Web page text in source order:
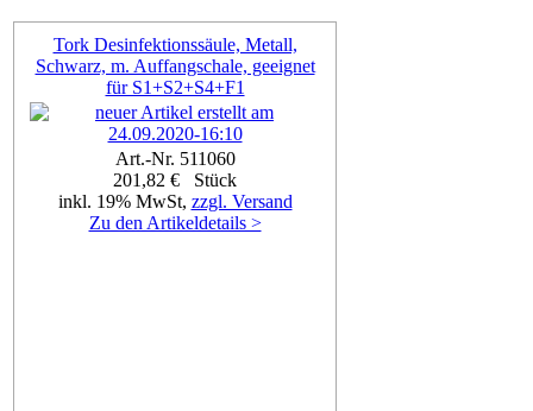
Tork Desinfektionssäule, Metall,
Schwarz, m. Auffangschale, geeignet
für S1+S2+S4+F1
Art.-Nr. 511060
201,82 € Stück
inkl. 19% MwSt, zzgl. Versand
Zu den Artikeldetails >